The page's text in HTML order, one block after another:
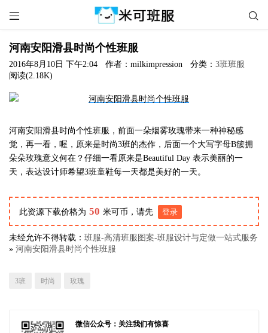
 
河南安阳滑县时尚个性班服
2016年8月10日 下午2:04 作者：milkimpression 分类： 3班班服
阅读(2.18K)
河南安阳滑县时尚个性班服，前面一朵烟雾玫瑰带来一种神秘感
觉，再一看，喔，原来是时尚3班的杰作，后面一个大写字母B簇拥
朵朵玫瑰意义何在？仔细一看原来是Beautiful Day 表示美丽的一
天，表达设计师希望3班童鞋每一天都是美好的一天。
此资源下载价格为 50 米可币，请先 登录
未经允许不得转载： 班服-高清班服图案-班服设计与定做一站式服务
» 河南安阳滑县时尚个性班服
3班 时尚 玫瑰
微信公众号：关注我们有惊喜